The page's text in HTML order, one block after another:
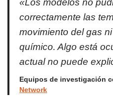
«Los modelos no
correctamente las
movimiento del gas
químico. Algo está
actual no puede
Equipos de investigación
Network